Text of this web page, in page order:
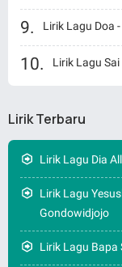
Lirik Lagu Doa
Lirik Lagu
Lirik Terbaru
Lirik Lagu Dia
Lirik Lagu
Gondowidjojo
Lirik Lagu Bapa